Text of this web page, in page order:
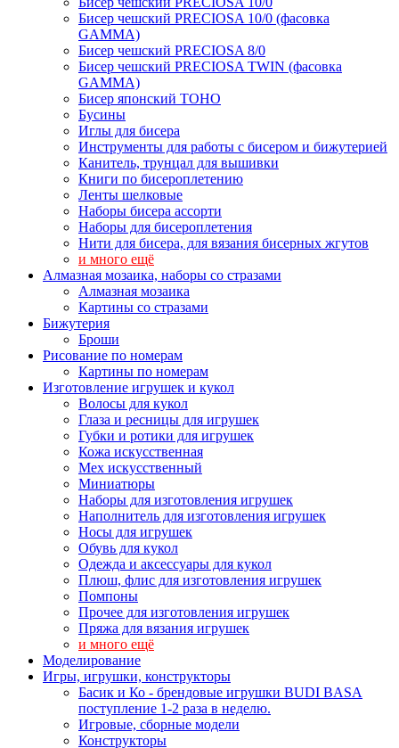
Бисер чешский PRECIOSA 10/0 (фасовка
GAMMA)
Бисер чешский PRECIOSA 8/0
Бисер чешский PRECIOSA TWIN (фасовка
GAMMA)
Бисер японский TOHO
Бусины
Иглы для бисера
Инструменты для работы с бисером и бижутерией
Канитель, трунцал для вышивки
Книги по бисероплетению
Ленты шелковые
Наборы бисера ассорти
Наборы для бисероплетения
Нити для бисера, для вязания бисерных жгутов
и много ещё
Алмазная мозаика, наборы со стразами
Алмазная мозаика
Картины co стразами
Бижутерия
Броши
Рисование по номерам
Картины по номерам
Изготовление игрушек и кукол
Волосы для кукол
Глаза и ресницы для игрушек
Губки и ротики для игрушек
Кожа искусственная
Мех искусственный
Миниатюры
Наборы для изготовления игрушек
Наполнитель для изготовления игрушек
Носы для игрушек
Обувь для кукол
Одежда и аксессуары для кукол
Плюш, флис для изготовления игрушек
Помпоны
Прочее для изготовления игрушек
Пряжа для вязания игрушек
и много ещё
Моделирование
Игры, игрушки, конструкторы
Басик и Ко - брендовые игрушки BUDI BASA
поступление 1-2 раза в неделю.
Игровые, сборные модели
Конструкторы